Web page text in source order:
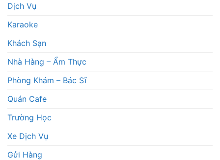
Dịch Vụ
Karaoke
Khách Sạn
Nhà Hàng – Ẩm Thực
Phòng Khám – Bác Sĩ
Quán Cafe
Trường Học
Xe Dịch Vụ
Gửi Hàng